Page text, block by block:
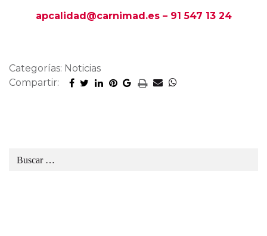
apcalidad@carnimad.es – 91 547 13 24
Categorías: Noticias
Compartir: